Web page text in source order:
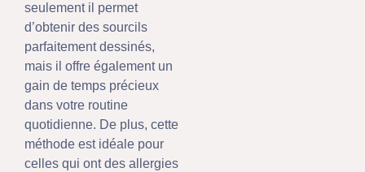
seulement il permet
d’obtenir des sourcils
parfaitement dessinés,
mais il offre également un
gain de temps précieux
dans votre routine
quotidienne. De plus, cette
méthode est idéale pour
celles qui ont des allergies